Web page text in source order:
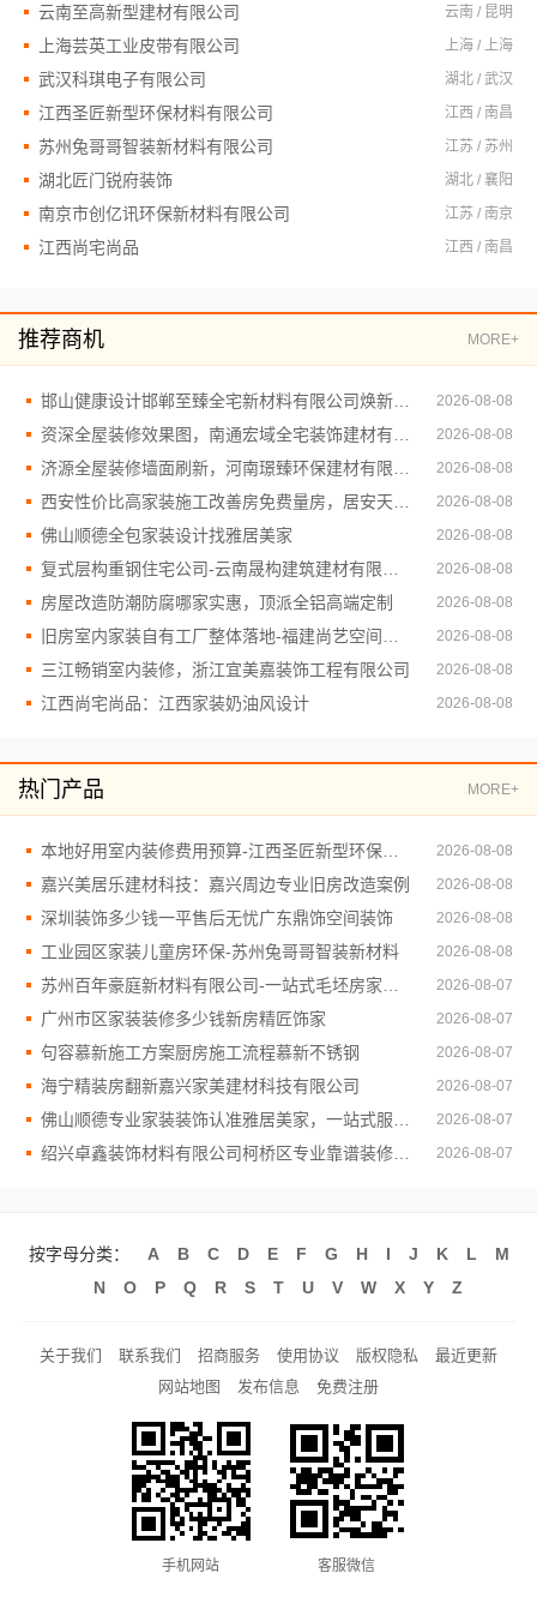
云南至高新型建材有限公司 云南 / 昆明
上海芸英工业皮带有限公司 上海 / 上海
武汉科琪电子有限公司 湖北 / 武汉
江西圣匠新型环保材料有限公司 江西 / 南昌
苏州兔哥哥智装新材料有限公司 江苏 / 苏州
湖北匠门锐府装饰 湖北 / 襄阳
南京市创亿讯环保新材料有限公司 江苏 / 南京
江西尚宅尚品 江西 / 南昌
推荐商机 MORE+
2026-08-08
2026-08-08
2026-08-08
2026-08-08
佛山顺德全包家装设计找雅居美家 2026-08-08
2026-08-08
房屋改造防潮防腐哪家实惠，顶派全铝高端定制 2026-08-08
2026-08-08
三江畅销室内装修，浙江宜美嘉装饰工程有限公司 2026-08-08
江西尚宅尚品：江西家装奶油风设计 2026-08-08
热门产品 MORE+
2026-08-08
嘉兴美居乐建材科技：嘉兴周边专业旧房改造案例 2026-08-08
深圳装饰多少钱一平售后无忧广东鼎饰空间装饰 2026-08-08
工业园区家装儿童房环保-苏州兔哥哥智装新材料 2026-08-08
2026-08-07
广州市区家装装修多少钱新房精匠饰家 2026-08-07
句容慕新施工方案厨房施工流程慕新不锈钢 2026-08-07
海宁精装房翻新嘉兴家美建材科技有限公司 2026-08-07
2026-08-07
2026-08-07
按字母分类： A B C D E F G H I J K L
M
N
O P Q R S T U V W X Y Z
关于我们 联系我们 招商服务 使用协议 版权隐私
最近更新
网站地图
发布信息 免费注册
手机网站 客服微信